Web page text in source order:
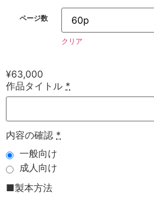
ページ数
クリア
¥63,000
作品タイトル *
内容の確認 *
一般向け
成人向け
■製本方法